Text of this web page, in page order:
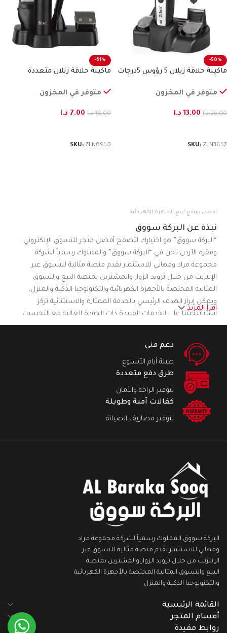
-50%
ماكينة حلاقة زيلان 5 رؤوس 5درجات
متوفر في المخزون
26.00 د.ا 13.00 د.ا
SKU: ZLN3857
-61%
ماكينة حلاقة زيلان متعددة
متوفر في المخزون
18.00 د.ا 7.00 د.ا
SKU: ZLN8950
افضل موقع لبيع الاجهزة الكهربائية
نبذة عن البركة سووق
“البركة سووق” هو اختيارك لتصفح أفضل متجر للتسوق الإلكتروني
ومقره الأردن نحن في “البركة سووق” والمملوك رسمياً لشركة
مجموعة مراد ومهاني للاستثمار نقدم منصة مثالية للتسوق عبر
الإنترنت من خلال تزويد الزوار والمشترين بمنصة البيع والتسوق
المثالية المختصة بالأجهزة الكهربائية والتكنولوجيا الذكية والمنزل،
ويمكن إبراز الهدف الرئيسي بالخدمة الممتازة والاستثنائية تركز
استراتيجيتنا على الخدمات الفريدة ذات الجودة العالية مع التحسين
المستمر لتلبية احتياجات ورغبات العملاء المختلفة من خلال تقديم
مباشرة في تصنيفات مختلفة مما يجعل موقعنا على شبكة الإنترنت
منصة للتسوق تركز على راحة العملاء.نسعى في “البركة سووق” لأن
نكون منصة التسوق الرائدة والمميزة في الأردن
اقرأ المزيد
دعم فني
طيلة أيام الأسبوع
طرق دفع متعددة
لتوفير الراحة والأمان
كفالات آمنة وطويلة
لتوفير مصاريف الصيانة
البركة سووق المملوك رسمياً لشركة مجموعة مراد
ومهاني للاستثمار نقدم منصة مثالية للتسوق عبر
الإنترنت من خلال تزويد الزوار والمشترين بمنصة
البيع والتسوق المثالية المختصة بالأجهزة الكهربائية
والتكنولوجيا الذكية والمنزل
القائمة الرئيسية
أقسام المتجر
روابط مفيدة